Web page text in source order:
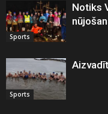
Sports
Notiks
Sports